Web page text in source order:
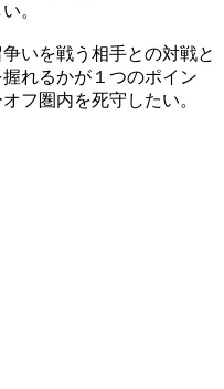
。
いを戦う相手との対戦と
れるかが１つのポイン
フ圏内を死守したい。